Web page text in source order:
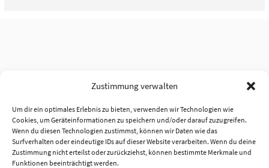
Zustimmung verwalten
Um dir ein optimales Erlebnis zu bieten, verwenden wir Technologien wie
Cookies, um Geräteinformationen zu speichern und/oder darauf zuzugreifen.
Wenn du diesen Technologien zustimmst, können wir Daten wie das
Surfverhalten oder eindeutige IDs auf dieser Website verarbeiten. Wenn du deine
Zustimmung nicht erteilst oder zurückziehst, können bestimmte Merkmale und
Funktionen beeinträchtigt werden.